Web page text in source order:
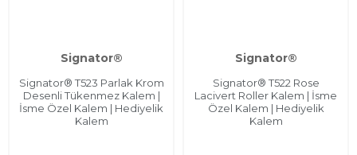
Signator®
Signator® T523 Parlak Krom
Desenli Tükenmez Kalem |
İsme Özel Kalem | Hediyelik
Kalem
Signator®
Signator® T522 Rose
Lacivert Roller Kalem | İsme
Özel Kalem | Hediyelik
Kalem